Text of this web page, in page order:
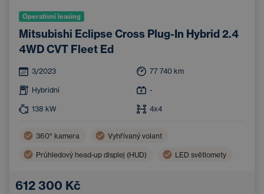
Operativní leasing
Mitsubishi Eclipse Cross Plug-In Hybrid 2.4
4WD CVT Fleet Ed
3/2023 77 740 km
Hybridní -
138 kW 4x4
360° kamera Vyhřívaný volant
Průhledový head-up displej (HUD) LED světlomety
612 300 Kč